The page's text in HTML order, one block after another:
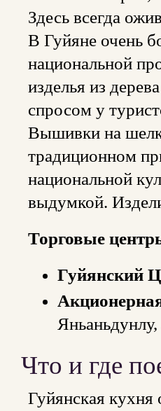
Здесь всегда
В Гуйяне очень
национальной
изделья из
спросом у
Вышивки на
традиционном
национальной
выдумкой.
Торговые
Гуйянский
Яньаньдунлу,
Что и где
Гуйянская